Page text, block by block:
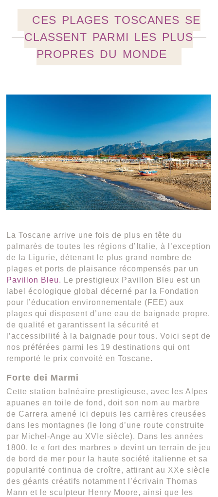
CES PLAGES TOSCANES SE
CLASSENT PARMI LES PLUS
PROPRES DU MONDE
La Toscane arrive une fois de plus en tête du
palmarès de toutes les régions d’Italie, à l’exception
de la Ligurie, détenant le plus grand nombre de
plages et ports de plaisance récompensés par un
Pavillon Bleu. Le prestigieux Pavillon Bleu est un
label écologique global décerné par la Fondation
pour l’éducation environnementale (FEE) aux
plages qui disposent d’une eau de baignade propre,
de qualité et garantissent la sécurité et
l’accessibilité à la baignade pour tous. Voici sept de
nos préférées parmi les 19 destinations qui ont
remporté le prix convoité en Toscane.
Forte dei Marmi
Cette station balnéaire prestigieuse, avec les Alpes
apuanes en toile de fond, doit son nom au marbre
de Carrera amené ici depuis les carrières creusées
dans les montagnes (le long d’une route construite
par Michel-Ange au XVIe siècle). Dans les années
1800, le « fort des marbres » devint un terrain de jeu
de bord de mer pour la haute société italienne et sa
popularité continua de croître, attirant au XXe siècle
des géants créatifs notamment l’écrivain Thomas
Mann et le sculpteur Henry Moore, ainsi que les